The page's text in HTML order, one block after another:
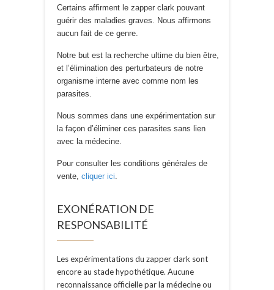
Certains affirment le zapper clark pouvant
guérir des maladies graves. Nous affirmons
aucun fait de ce genre.
Notre but est la recherche ultime du bien être,
et l’élimination des perturbateurs de notre
organisme interne avec comme nom les
parasites.
Nous sommes dans une expérimentation sur
la façon d’éliminer ces parasites sans lien
avec la médecine.
Pour consulter les conditions générales de
vente, cliquer ici
EXONÉRATION DE
RESPONSABILITÉ
Les expérimentations du zapper clark sont
encore au stade hypothétique. Aucune
reconnaissance officielle par la médecine ou